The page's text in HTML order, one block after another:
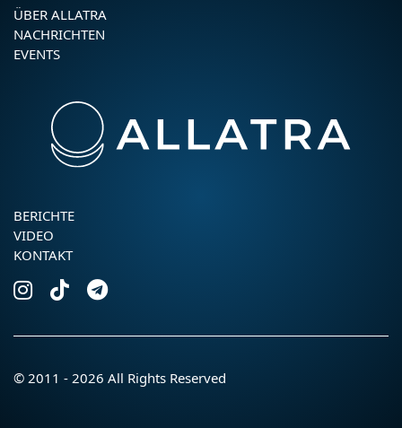
ÜBER ALLATRA
NACHRICHTEN
EVENTS
BERICHTE
VIDEO
KONTAKT
© 2011 - 2026 All Rights Reserved